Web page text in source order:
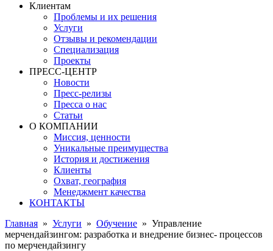
Клиентам
Проблемы и их решения
Услуги
Отзывы и рекомендации
Специализация
Проекты
ПРЕСС-ЦЕНТР
Новости
Пресс-релизы
Пресса о нас
Статьи
О КОМПАНИИ
Миссия, ценности
Уникальные преимущества
История и достижения
Клиенты
Охват, география
Менеджмент качества
КОНТАКТЫ
Главная » Услуги » Обучение » Управление
мерчендайзингом: разработка и внедрение бизнес- процессов
по мерчендайзингу